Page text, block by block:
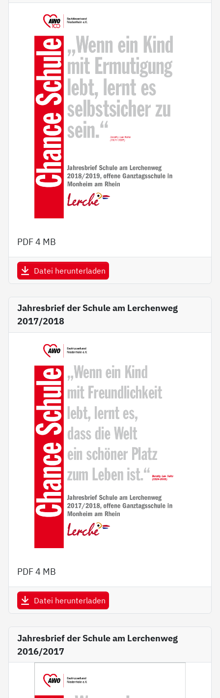
PDF4 MB
Datei herunterladen
Jahresbrief der Schule am Lerchenweg
2017/2018
PDF4 MB
Datei herunterladen
Jahresbrief der Schule am Lerchenweg
2016/2017